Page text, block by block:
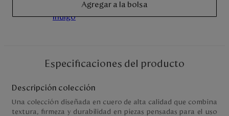
Servicio al cliente
Agregar a la bolsa
Especificaciones del producto
Descripción colección
Una colección diseñada en cuero de alta calidad que combina
textura, firmeza y durabilidad en piezas pensadas para el uso